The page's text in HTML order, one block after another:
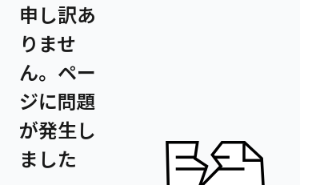
申し訳あ
りませ
ん。ペー
ジに問題
が発生し
ました